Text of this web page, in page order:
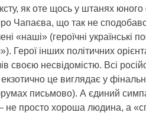
як оте щось у штанях
Чапаєва, що так не
«наші» (героїчні українські
Герої інших політичних
своєю несвідомістю. Всі
це виглядає у
письмово). А єдиний
просто хороша людина, а